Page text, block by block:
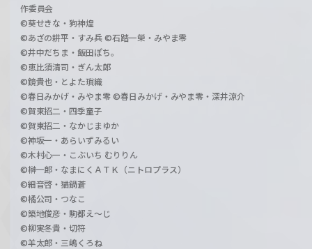
作委員会
©葵せきな・狗神煌
©あざの耕平・すみ兵 ©石踏一榮・みやま零
©井中だちま・飯田ぽち。
©恵比須清司・ぎん太郎
©鏡貴也・とよた瑣織
©春日みかげ・みやま零 ©春日みかげ・みやま零・深井涼介
©賀東招二・四季童子
©賀東招二・なかじまゆか
©神坂一・あらいずみるい
©木村心一・こぶいち むりりん
©榊一郎・なまにくＡＴＫ（ニトロプラス）
©細音啓・猫鍋蒼
©橘公司・つなこ
©築地俊彦・駒都え～じ
©柳実冬貴・切符
©羊太郎・三嶋くろね